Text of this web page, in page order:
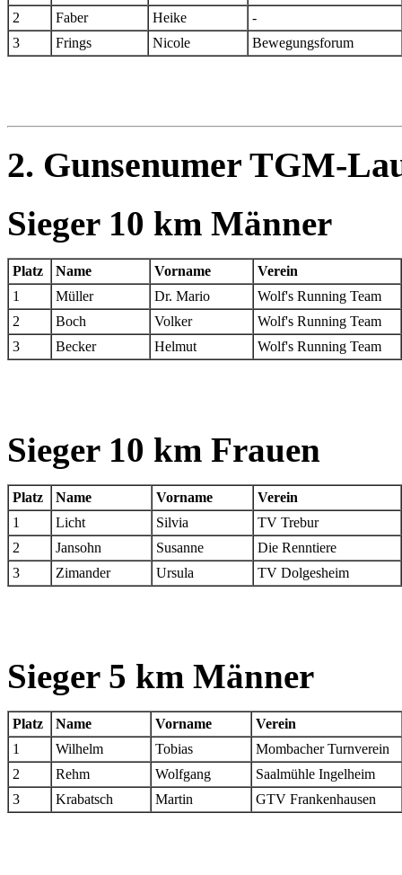
2
Faber Heike
-
3
Frings Nicole Bewegungsforum
2. Gunsenumer TGM-
Sieger 10 km Männer
Platz Name Vorname
Verein
1
Müller Dr. Mario
Wolf's Running Team
2
Boch Volker
Wolf's Running Team
3
Becker Helmut Wolf's Running Team
Sieger 10 km Frauen
Platz Name Vorname
Verein
1
Licht Silvia
TV Trebur
2
Jansohn Susanne
Die Renntiere
3
Zimander Ursula TV Dolgesheim
Sieger 5 km Männer
Platz Name Vorname
Verein
1
Wilhelm Tobias
Mombacher Turnverein
2
Rehm Wolfgang
Saalmühle Ingelheim
3
Krabatsch Martin GTV Frankenhausen